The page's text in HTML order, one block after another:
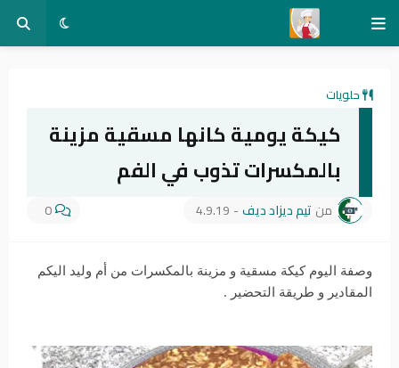
حلويات
كيكة يومية كانها مسقية مزينة
بالمكسرات تذوب في الفم
من تيم ديزاد ديف-
4.9.19
0
وصفة اليوم كيكة مسقية و مزينة بالمكسرات من أم وليد اليكم
المقادير و طريقة التحضير .